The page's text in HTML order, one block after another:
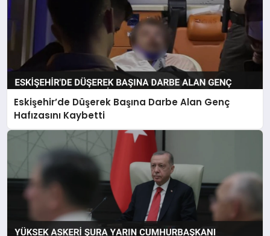
Eskişehir’de Düşerek Başına Darbe Alan Genç
Hafızasını Kaybetti